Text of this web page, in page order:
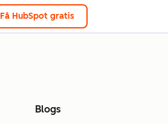
Få HubSpot gratis
Blogs